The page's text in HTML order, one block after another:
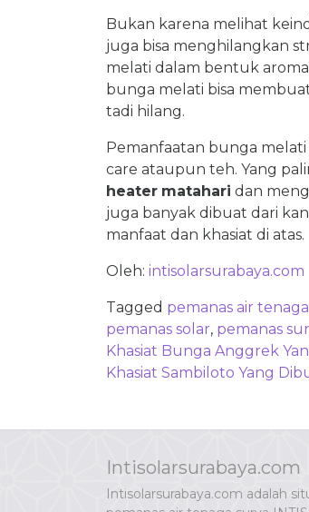
Bukan karena melihat
juga bisa menghilangkan
melati dalam bentuk
bunga melati bisa
tadi hilang.
Pemanfaatan bunga
care ataupun teh. Yang
heater matahari dan
juga banyak dibuat dari
manfaat dan khasiat di atas.
Oleh: intisolarsurabaya.com
Tagged pemanas air
pemanas solar, pemanas
Post
navigation
Khasiat Bunga Anggrek
Khasiat Sambiloto Yang
Intisolarsurabaya.com
Intisolarsurabaya.com adalah